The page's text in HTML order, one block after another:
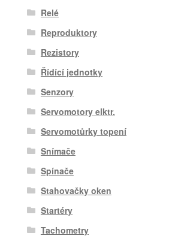
Relé
Reproduktory
Rezistory
Řídící jednotky
Senzory
Servomotory elktr.
Servomotůrky topení
Snímače
Spínače
Stahovačky oken
Startéry
Tachometry